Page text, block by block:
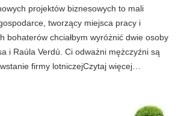
projektów biznesowych to mali
tworzący miejsca pracy i
bohaterów chciałbym wyróżnić dwie osoby
i Raúla Verdú. Ci odważni mężczyźni są
firmy lotniczejCzytaj więcej…